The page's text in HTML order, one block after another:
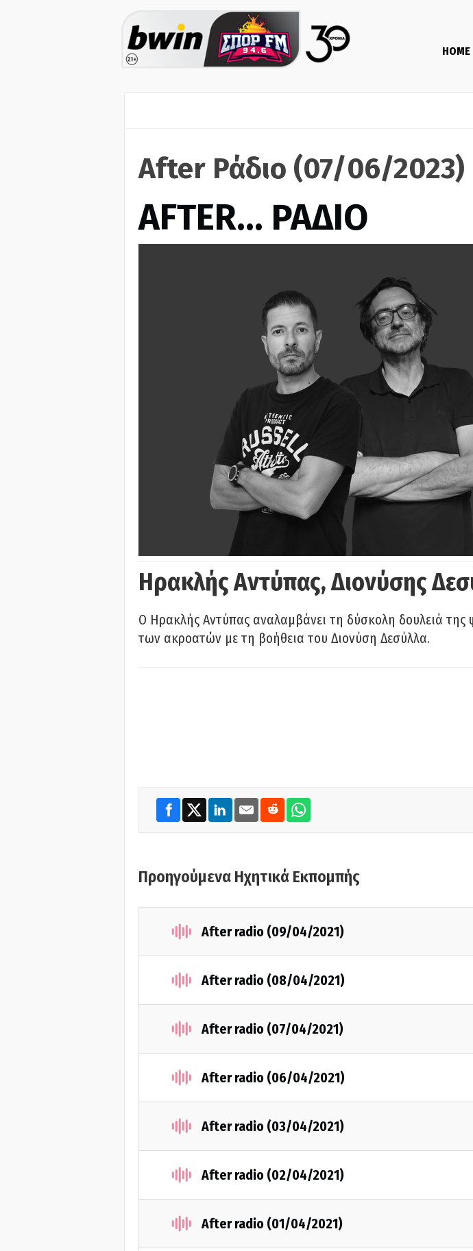
HOME
After Ράδιο (07/06/2023)
AFTER… ΡΑΔΙΟ
Ηρακλής Αντύπας, Διονύσης
Ο Ηρακλής Αντύπας αναλαμβάνει τη δύσκολη δουλειά της
των ακροατών με τη βοήθεια του Διονύση Δεσύλλα.
Προηγούμενα Ηχητικά Εκπομπής
After radio (09/04/2021)
After radio (08/04/2021)
After radio (07/04/2021)
After radio (06/04/2021)
After radio (03/04/2021)
After radio (02/04/2021)
After radio (01/04/2021)